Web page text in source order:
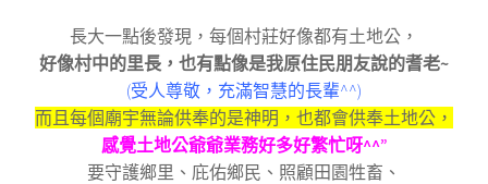
長大一點後發現，每個村莊好像都有土地公，
好像村中的里長，也有點像是我原住民朋友說的耆老~
(受人尊敬，充滿智慧的長輩^^)
而且每個廟宇無論供奉的是神明，也都會供奉土地公，
感覺土地公爺爺業務好多好繁忙呀^^”
要守護鄉里、庇佑鄉民、照顧田園牲畜、